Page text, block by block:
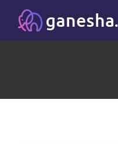
Inhalt